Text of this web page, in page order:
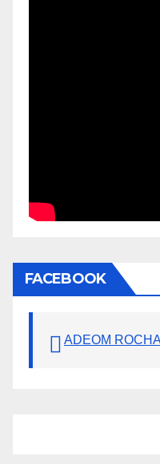
FACEBOOK
ADEOM ROCHA